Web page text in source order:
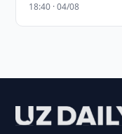
18:40 · 04/08